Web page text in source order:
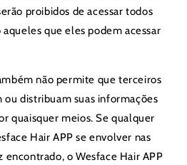
proibidos de acessar todos
que eles podem acessar
não permite que terceiros
distribuam suas informações
quaisquer meios. Se qualquer
Hair APP se envolver nas
encontrado, o Wesface Hair APP